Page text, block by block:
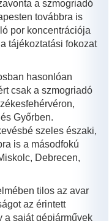
a szmogriadó
továbbra is
por koncentrációja
tájékoztatási fokozat
hasonlóan
csak a szmogriadó
Győrben.
szeles északi,
is a másodfokú
Debrecen,
tilos az avar
az érintett
a saját gépjárművek